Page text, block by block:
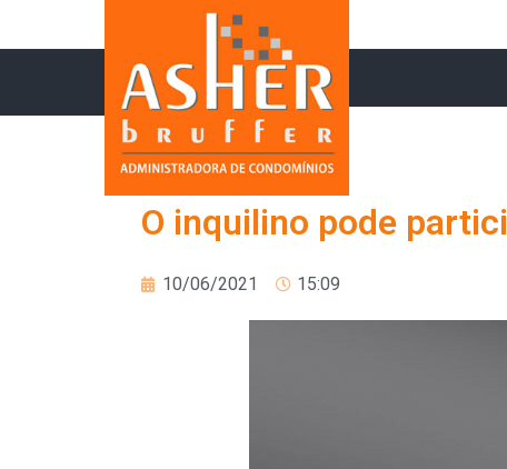
O inquilino pode
10/06/2021 15:09